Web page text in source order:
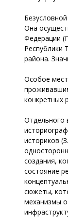
Она
Федерации
Республики
района.
Особое
конкретных
Отдельного
историков
создания,
состояние
сюжеты,
механизмы